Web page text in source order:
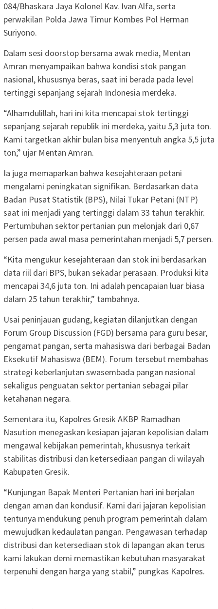
084/Bhaskara Jaya Kolonel Kav. Ivan Alfa, serta
perwakilan Polda Jawa Timur Kombes Pol Herman
Suriyono.
Dalam sesi doorstop bersama awak media, Mentan
Amran menyampaikan bahwa kondisi stok pangan
nasional, khususnya beras, saat ini berada pada level
tertinggi sepanjang sejarah Indonesia merdeka.
“Alhamdulillah, hari ini kita mencapai stok tertinggi
sepanjang sejarah republik ini merdeka, yaitu 5,3 juta ton.
Kami targetkan akhir bulan bisa menyentuh angka 5,5 juta
ton,” ujar Mentan Amran.
Ia juga memaparkan bahwa kesejahteraan petani
mengalami peningkatan signifikan. Berdasarkan data
Badan Pusat Statistik (BPS), Nilai Tukar Petani (NTP)
saat ini menjadi yang tertinggi dalam 33 tahun terakhir.
Pertumbuhan sektor pertanian pun melonjak dari 0,67
persen pada awal masa pemerintahan menjadi 5,7 persen.
“Kita mengukur kesejahteraan dan stok ini berdasarkan
data riil dari BPS, bukan sekadar perasaan. Produksi kita
mencapai 34,6 juta ton. Ini adalah pencapaian luar biasa
dalam 25 tahun terakhir,” tambahnya.
Usai peninjauan gudang, kegiatan dilanjutkan dengan
Forum Group Discussion (FGD) bersama para guru besar,
pengamat pangan, serta mahasiswa dari berbagai Badan
Eksekutif Mahasiswa (BEM). Forum tersebut membahas
strategi keberlanjutan swasembada pangan nasional
sekaligus penguatan sektor pertanian sebagai pilar
ketahanan negara.
Sementara itu, Kapolres Gresik AKBP Ramadhan
Nasution menegaskan kesiapan jajaran kepolisian dalam
mengawal kebijakan pemerintah, khususnya terkait
stabilitas distribusi dan ketersediaan pangan di wilayah
Kabupaten Gresik.
“Kunjungan Bapak Menteri Pertanian hari ini berjalan
dengan aman dan kondusif. Kami dari jajaran kepolisian
tentunya mendukung penuh program pemerintah dalam
mewujudkan kedaulatan pangan. Pengawasan terhadap
distribusi dan ketersediaan stok di lapangan akan terus
kami lakukan demi memastikan kebutuhan masyarakat
terpenuhi dengan harga yang stabil,” pungkas Kapolres.